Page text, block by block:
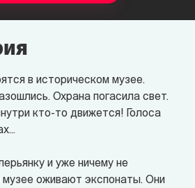
в историческом музее.
Охрана погасила свет.
кто-то движется! Голоса
и уже ничему не
оживают экспонаты. Они